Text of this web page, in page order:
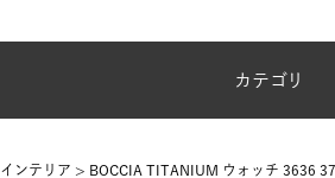
カテゴリ
インテリア BOCCIA TITANIUM ウォッチ 3636